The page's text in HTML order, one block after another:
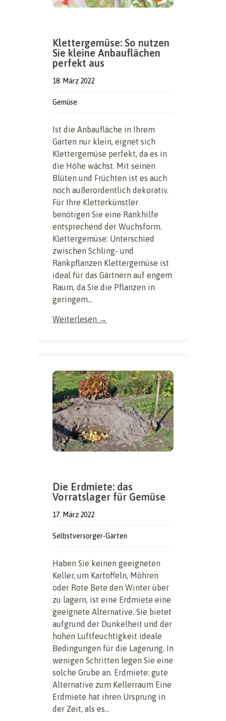
Klettergemüse: So nutzen
Sie kleine Anbauflächen
perfekt aus
18. März 2022
Gemüse
Ist die Anbaufläche in Ihrem
Garten nur klein, eignet sich
Klettergemüse perfekt, da es in
die Höhe wächst. Mit seinen
Blüten und Früchten ist es auch
noch außerordentlich dekorativ.
Für Ihre Kletterkünstler
benötigen Sie eine Rankhilfe
entsprechend der Wuchsform.
Klettergemüse: Unterschied
zwischen Schling- und
Rankpflanzen Klettergemüse ist
ideal für das Gärtnern auf engem
Raum, da Sie die Pflanzen in
geringem...
Weiterlesen →
Die Erdmiete: das
Vorratslager für Gemüse
17. März 2022
Selbstversorger-Garten
Haben Sie keinen geeigneten
Keller, um Kartoffeln, Möhren
oder Rote Bete den Winter über
zu lagern, ist eine Erdmiete eine
geeignete Alternative. Sie bietet
aufgrund der Dunkelheit und der
hohen Luftfeuchtigkeit ideale
Bedingungen für die Lagerung. In
wenigen Schritten legen Sie eine
solche Grube an. Erdmiete: gute
Alternative zum Kellerraum Eine
Erdmiete hat ihren Ursprung in
der Zeit, als es...